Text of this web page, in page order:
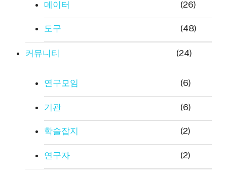
데이터 (26)
도구 (48)
커뮤니티 (24)
연구모임 (6)
기관 (6)
학술잡지 (2)
연구자 (2)